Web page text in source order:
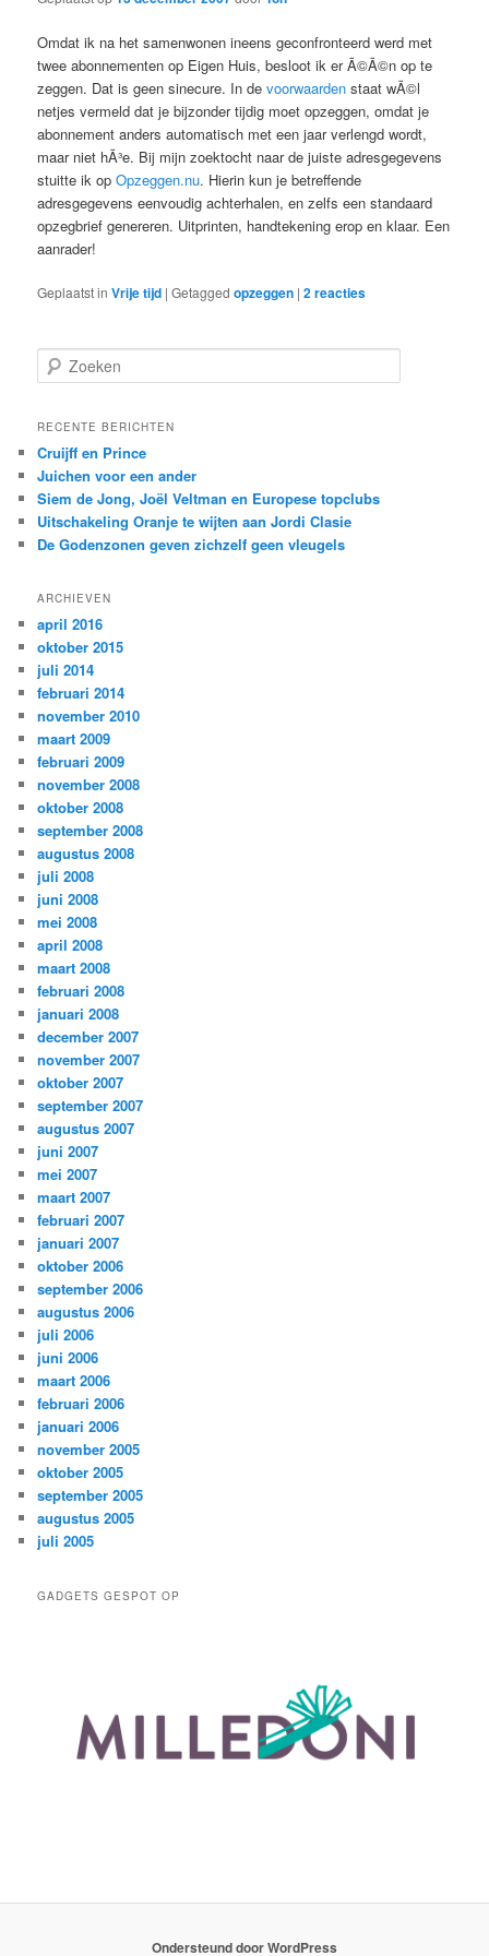
Omdat ik na het samenwonen ineens geconfronteerd werd met
twee abonnementen op Eigen Huis, besloot ik er Ã©Ã©n op te
zeggen. Dat is geen sinecure. In devoorwaarden staat wÃ©l
netjes vermeld dat je bijzonder tijdig moet opzeggen, omdat je
abonnement anders automatisch met een jaar verlengd wordt,
maar niet hÃ³e. Bij mijn zoektocht naar de juiste adresgegevens
stuitte ik opOpzeggen.nu. Hierin kun je betreffende
adresgegevens eenvoudig achterhalen, en zelfs een standaard
opzegbrief genereren. Uitprinten, handtekening erop en klaar. Een
aanrader!
Geplaatst in Vrije tijd |Getagged opzeggen |2reacties
o
k
n
RECENTE BERICHTEN
Cruijff en Prince
Juichen voor een ander
Siem de Jong, Joël Veltman en Europese topclubs
Uitschakeling Oranje te wijten aan Jordi Clasie
De Godenzonen geven zichzelf geen vleugels
ARCHIEVEN
april 2016
oktober 2015
juli 2014
februari 2014
november 2010
maart 2009
februari 2009
november 2008
oktober 2008
september 2008
augustus 2008
juli 2008
juni 2008
mei 2008
april 2008
maart 2008
februari 2008
januari 2008
december 2007
november 2007
oktober 2007
september 2007
augustus 2007
juni 2007
mei 2007
maart 2007
februari 2007
januari 2007
oktober 2006
september 2006
augustus 2006
juli 2006
juni 2006
maart 2006
februari 2006
januari 2006
november 2005
oktober 2005
september 2005
augustus 2005
juli 2005
GADGETS GESPOT OP
Ondersteund door WordPress